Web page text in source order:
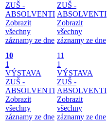
ZUŠ -
ABSOLVENTI
Zobrazit
všechny
záznamy ze dne
ZUŠ -
ABSOLVENTI
Zobrazit
všechny
záznamy ze dne
10
1
VÝSTAVA
ZUŠ -
ABSOLVENTI
Zobrazit
všechny
záznamy ze dne
11
1
VÝSTAVA
ZUŠ -
ABSOLVENTI
Zobrazit
všechny
záznamy ze dne